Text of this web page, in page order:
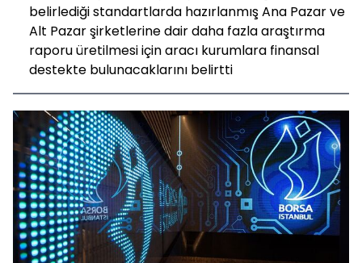
belirlediği standartlarda hazırlanmış Ana Pazar ve
Alt Pazar şirketlerine dair daha fazla araştırma
raporu üretilmesi için aracı kurumlara finansal
destekte bulunacaklarını belirtti